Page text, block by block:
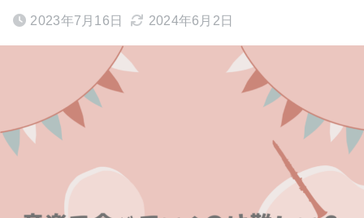
2023年7月16日 2024年6月2日